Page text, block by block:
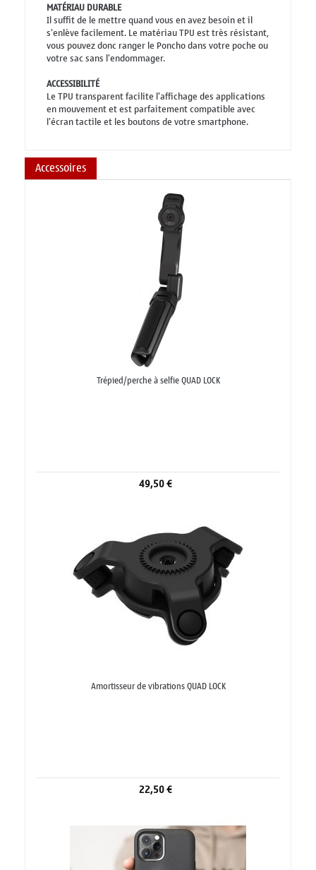
MATÉRIAU DURABLE
Il suffit de le mettre quand vous en avez besoin et il
s'enlève facilement. Le matériau TPU est très résistant,
vous pouvez donc ranger le Poncho dans votre poche ou
votre sac sans l'endommager.
ACCESSIBILITÉ
Le TPU transparent facilite l'affichage des applications
en mouvement et est parfaitement compatible avec
l'écran tactile et les boutons de votre smartphone.
Accessoires
Trépied/perche à selfie QUAD LOCK
49,50 €
Amortisseur de vibrations QUAD LOCK
22,50 €